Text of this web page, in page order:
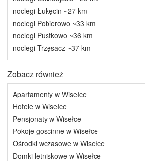
noclegi Łukęcin ~27 km
noclegi Pobierowo ~33 km
noclegi Pustkowo ~36 km
noclegi Trzęsacz ~37 km
Zobacz również
Apartamenty w Wisełce
Hotele w Wisełce
Pensjonaty w Wisełce
Pokoje gościnne w Wisełce
Ośrodki wczasowe w Wisełce
Domki letniskowe w Wisełce